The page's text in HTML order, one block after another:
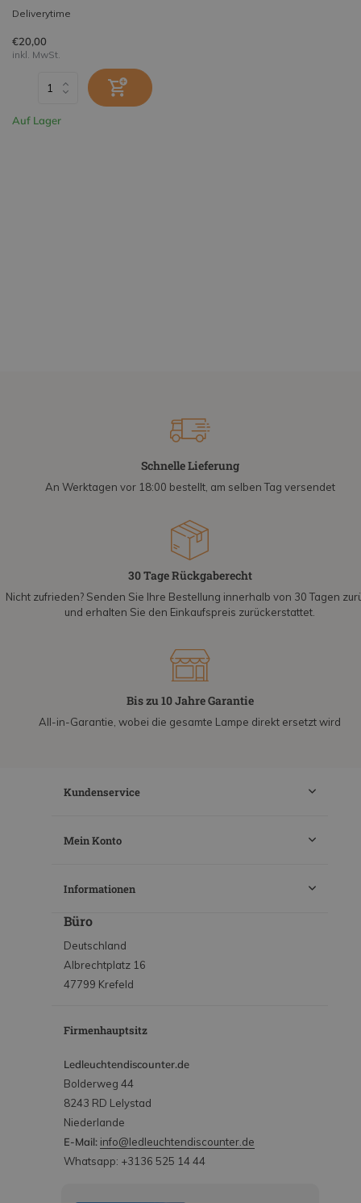
Deliverytime
€20,00
inkl. MwSt.
Auf Lager
Schnelle Lieferung
An Werktagen vor 18:00 bestellt, am selben Tag versendet
30 Tage Rückgaberecht
Nicht zufrieden? Senden Sie Ihre Bestellung innerhalb von 30 Tagen
und erhalten Sie den Einkaufspreis zurückerstattet.
Bis zu 10 Jahre Garantie
All-in-Garantie, wobei die gesamte Lampe direkt ersetzt wird
Kundenservice
Mein Konto
Informationen
Büro
Deutschland
Albrechtplatz 16
47799 Krefeld
Firmenhauptsitz
Ledleuchtendiscounter.de
Bolderweg 44
8243 RD Lelystad
Niederlande
E-Mail: info@ledleuchtendiscounter.de
Whatsapp: +3136 525 14 44